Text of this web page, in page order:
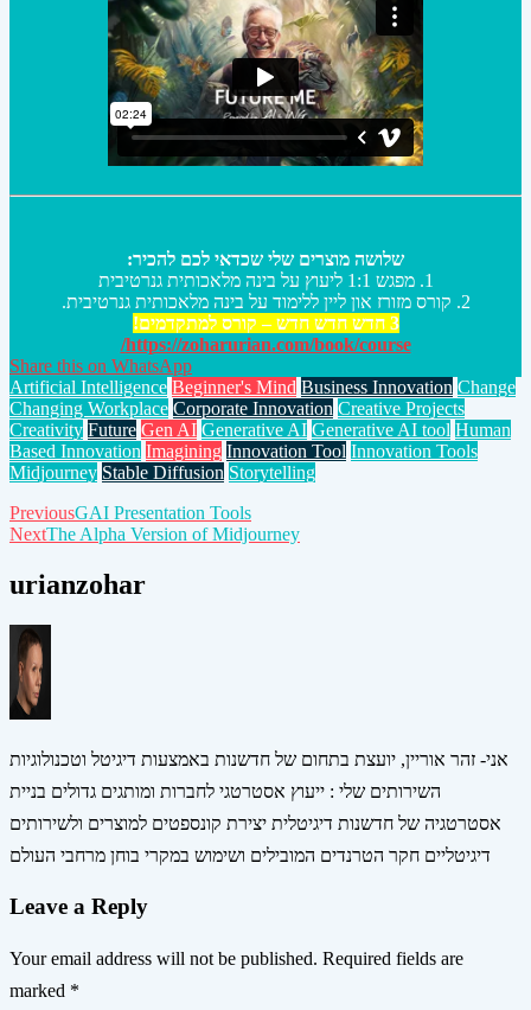
שלושה מוצרים שלי שכדאי לכם להכיר:
1. מפגש 1:1 ליעוץ על בינה מלאכותית גנרטיבית
2. קורס מזורז און ליין ללימוד על בינה מלאכותית גנרטיבית.
3 חדש חדש חדש – קורס למתקדמים!
https://zoharurian.com/book/course/
Share this on WhatsApp
Artificial Intelligence Beginner's Mind Business Innovation Change
Changing Workplace Corporate Innovation Creative Projects
Creativity Future Gen AI Generative AI Generative AI tool Human
Based Innovation Imagining Innovation Tool Innovation Tools
Midjourney Stable Diffusion Storytelling
Post
navigation
PreviousGAI Presentation Tools
NextThe Alpha Version of Midjourney
urianzohar
אני- זהר אוריין, יועצת בתחום של חדשנות באמצעות דיגיטל וטכנולוגיות
השירותים שלי : ייעוץ אסטרטגי לחברות ומותגים גדולים בניית
אסטרטגיה של חדשנות דיגיטלית יצירת קונספטים למוצרים ולשירותים
דיגיטליים חקר הטרנדים המובילים ושימוש במקרי בוחן מרחבי העולם
Leave a Reply
Your email address will not be published. Required fields are
marked *